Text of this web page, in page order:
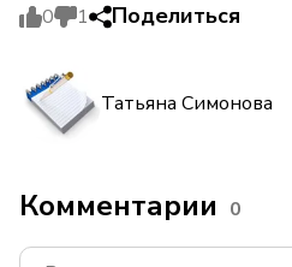
0 1 Поделиться
Татьяна Симонова
Комментарии 0